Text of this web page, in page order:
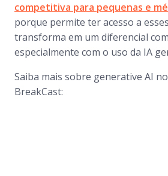
competitiva para pequenas e
porque permite ter acesso a
transforma em um diferencial
especialmente com o uso da IA
Saiba mais sobre generative AI no
BreakCast: